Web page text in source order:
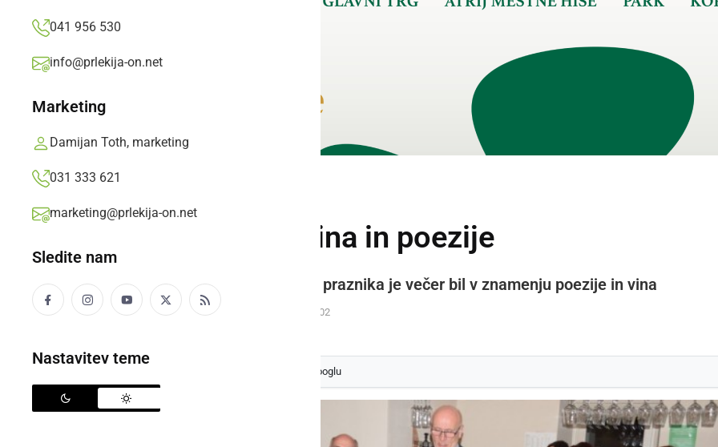
041 956 530
info@prlekija-on.net
Marketing
Damijan Toth, marketing
031 333 621
marketing@prlekija-on.net
Sledite nam
Nastavitev teme
Enotekin večer vina in poezije
V sklopu minulega slovenskega praznika je večer bil v znamenju poezije in vina
Prlekija-on.net,ponedeljek, 15. februar 2016 ob 11:02
kot svoj prednostni vir na Googlu